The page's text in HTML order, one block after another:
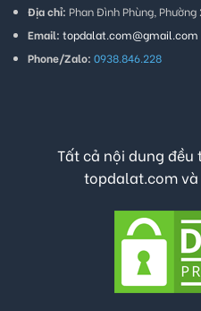
Địa chỉ: Phan Đình Phùng,
Email: topdalat.com@gmail.com
Phone/Zalo: 0938.846.228
Tất cả nội dung
topdalat.com và